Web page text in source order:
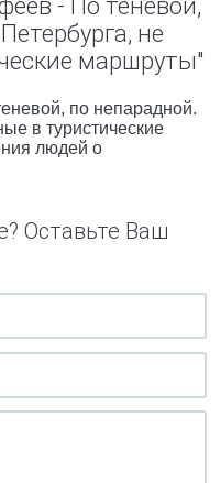
- По теневой,
не
маршруты"
по непарадной.
в туристические
людей о
Оставьте Ваш